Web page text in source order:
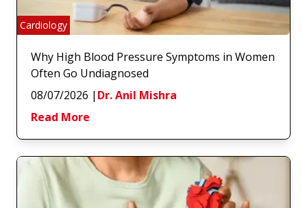
Cardiology
Why High Blood Pressure Symptoms in Women
Often Go Undiagnosed
08/07/2026 | Dr. Anil Mishra
Read More